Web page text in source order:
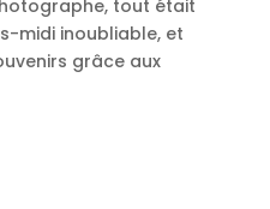
tout était
midi inoubliable, et
grâce aux